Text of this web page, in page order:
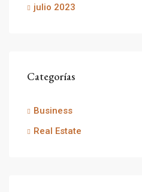
julio 2023
Categorías
Business
Real Estate